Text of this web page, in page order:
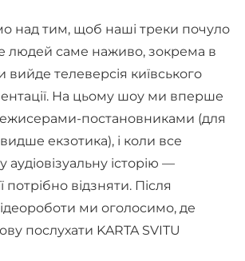
над тим, щоб наші треки почуло
людей саме наживо, зокрема в
вийде телеверсія київського
На цьому шоу ми вперше
постановниками (для
екзотика), і коли все
аудіовізуальну історію —
потрібно відзняти. Після
ми оголосимо, де
послухати KARTA SVITU